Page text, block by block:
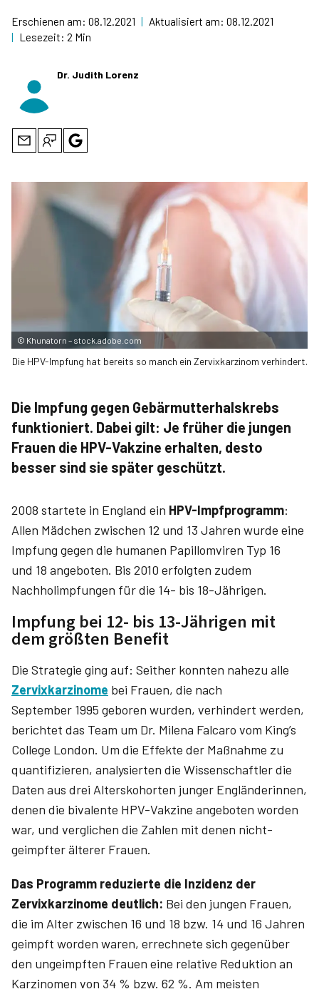
Erschienen am: 08.12.2021 | Aktualisiert am: 08.12.2021
| Lesezeit: 2 Min
Dr. Judith Lorenz
© Khunatorn – stock.adobe.com
Die HPV-Impfung hat bereits so manch ein Zervixkarzinom verhindert.
Die Impfung gegen Gebärmutterhalskrebs
funktioniert. Dabei gilt: Je früher die jungen
Frauen die HPV-Vakzine erhalten, desto
besser sind sie später geschützt.
2008 startete in England ein HPV-Impfprogramm:
Allen Mädchen zwischen 12 und 13 Jahren wurde eine
Impfung gegen die humanen Papillomviren Typ 16
und 18 angeboten. Bis 2010 erfolgten zudem
Nachholimpfungen für die 14- bis 18-Jährigen.
Impfung bei 12- bis 13-Jährigen mit
dem größten Benefit
Die Strategie ging auf: Seither konnten nahezu alle
Zervixkarzinome bei Frauen, die nach
September 1995 geboren wurden, verhindert werden,
berichtet das Team um Dr. ­Milena ­Falcaro vom King’s
College London. Um die Effekte der Maßnahme zu
quantifizieren, analysierten die Wissenschaftler die
Daten aus drei Alterskohorten junger Engländerinnen,
denen die bivalente HPV-Vakzine angeboten worden
war, und verglichen die Zahlen mit denen nicht-
geimpfter älterer Frauen.
Das Programm reduzierte die Inzidenz der
Zervixkarzinome deutlich: Bei den jungen Frauen,
die im Alter zwischen 16 und 18 bzw. 14 und 16 Jahren
geimpft worden waren, errechnete sich gegenüber
den ungeimpften Frauen eine relative Reduktion an
Karzinomen von 34 % bzw. 62 %. Am meisten